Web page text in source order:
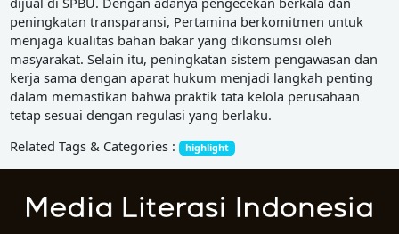
peningkatan transparansi, Pertamina berkomitmen untuk
menjaga kualitas bahan bakar yang dikonsumsi oleh
masyarakat. Selain itu, peningkatan sistem pengawasan dan
kerja sama dengan aparat hukum menjadi langkah penting
dalam memastikan bahwa praktik tata kelola perusahaan
tetap sesuai dengan regulasi yang berlaku.
Related Tags & Categories :
highlight